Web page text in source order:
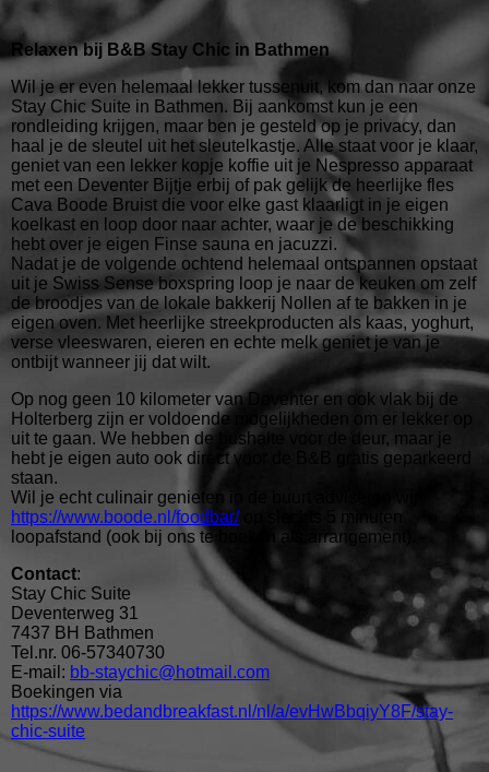
Relaxen bij B&B Stay Chic in Bathmen
Wil je er even helemaal lekker tussenuit, kom dan naar onze
Stay Chic Suite in Bathmen. Bij aankomst kun je een
rondleiding krijgen, maar ben je gesteld op je privacy, dan
haal je de sleutel uit het sleutelkastje. Alle staat voor je klaar,
geniet van een lekker kopje koffie uit je Nespresso apparaat
met een Deventer Bijtje erbij of pak gelijk de heerlijke fles
Cava Boode Bruist die voor elke gast klaarligt in je eigen
koelkast en loop door naar achter, waar je de beschikking
hebt over je eigen Finse sauna en jacuzzi.
Nadat je de volgende ochtend helemaal ontspannen opstaat
uit je Swiss Sense boxspring loop je naar de keuken om zelf
de broodjes van de lokale bakkerij Nollen af te bakken in je
eigen oven. Met heerlijke streekproducten als kaas, yoghurt,
verse vleeswaren, eieren en echte melk geniet je van je
ontbijt wanneer jij dat wilt.
Op nog geen 10 kilometer van Deventer en ook vlak bij de
Holterberg zijn er voldoende mogelijkheden om er lekker op
uit te gaan. We hebben de bushalte voor de deur, maar je
hebt je eigen auto ook direct voor de B&B gratis geparkeerd
staan.
Wil je echt culinair genieten in de buurt adviseren wij
https://www.boode.nl/foodbar/op slechts 5 minuten
loopafstand (ook bij ons te boeken als arrangement).
Contact:
Stay Chic Suite
Deventerweg 31
7437 BH Bathmen
Tel.nr. 06-57340730
E-mail: bb-staychic@hotmail.com
Boekingen via
https://www.bedandbreakfast.nl/nl/a/evHwBbqiyY8F/stay-
chic-suite